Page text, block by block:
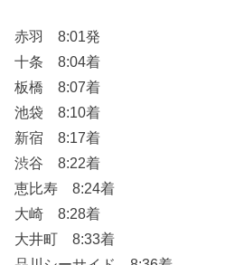
赤羽 8:01発
十条 8:04着
板橋 8:07着
池袋 8:10着
新宿 8:17着
渋谷 8:22着
恵比寿 8:24着
大崎 8:28着
大井町 8:33着